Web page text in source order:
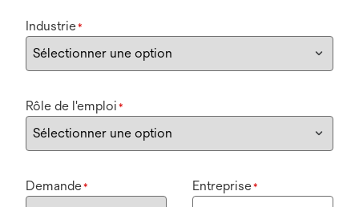
Industrie*
Rôle de l'emploi *
Demande* Entreprise*